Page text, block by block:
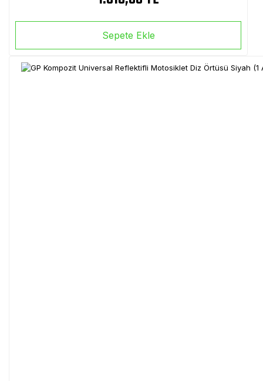
Sepete Ekle